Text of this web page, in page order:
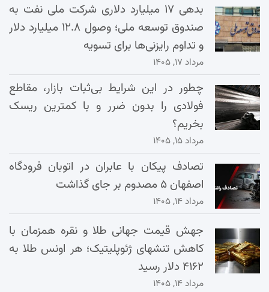
بدهی ۱۷ میلیارد دلاری شرکت ملی نفت به
صندوق توسعه ملی؛ وصول ۱۲.۸ میلیارد دلار
و تداوم رایزنی‌ها برای تسویه
مرداد ۱۷, ۱۴۰۵
چطور در این شرایط بی‌ثبات بازار، مقاطع
فولادی را بدون ضرر و با کمترین ریسک
بخریم؟
مرداد ۱۵, ۱۴۰۵
تصادف پیکان با عابران در اتوبان فرودگاه
اصفهان ۵ مصدوم بر جای گذاشت
مرداد ۱۴, ۱۴۰۵
جهش قیمت جهانی طلا و نقره همزمان با
کاهش تنشهای ژئوپلیتیک؛ هر اونس طلا به
۴۱۶۲ دلار رسید
مرداد ۱۴, ۱۴۰۵